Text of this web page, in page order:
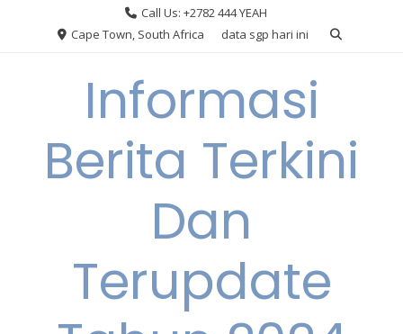
Call Us: +2782 444 YEAH
Cape Town, South Africa
data sgp hari ini
Informasi
Berita Terkini
Dan
Terupdate